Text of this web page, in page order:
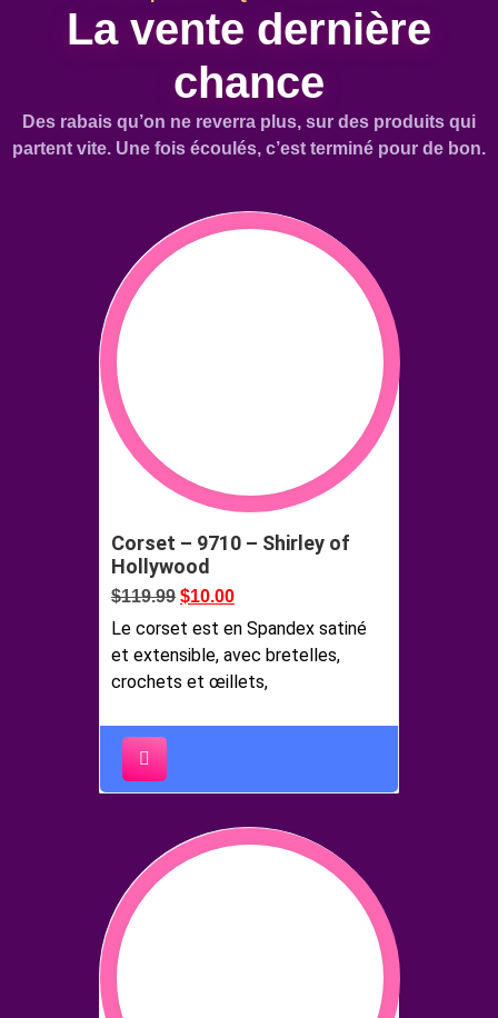
La vente dernière
chance
Des rabais qu’on ne reverra plus, sur des produits qui
partent vite. Une fois écoulés, c’est terminé pour de bon.
Corset – 9710 – Shirley of
Hollywood
$119.99 $10.00
Le corset est en Spandex satiné
et extensible, avec bretelles,
crochets et œillets,